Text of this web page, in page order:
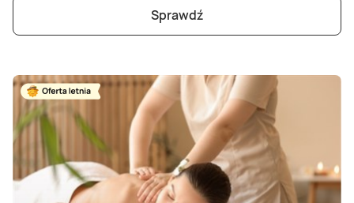
Sprawdź